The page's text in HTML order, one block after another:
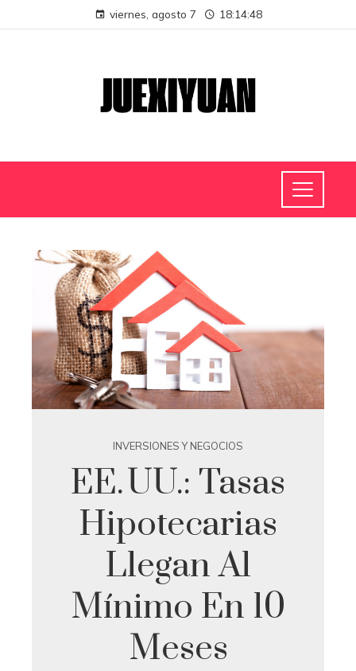
viernes, agosto 7 18:14:48
INVERSIONES Y NEGOCIOS
EE. UU.: Tasas
Hipotecarias
Llegan Al
Mínimo En 10
Meses